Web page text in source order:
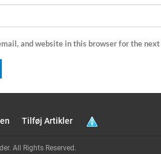
and website in this browser for the
Tilføj Artikler
All Rights Reserved.